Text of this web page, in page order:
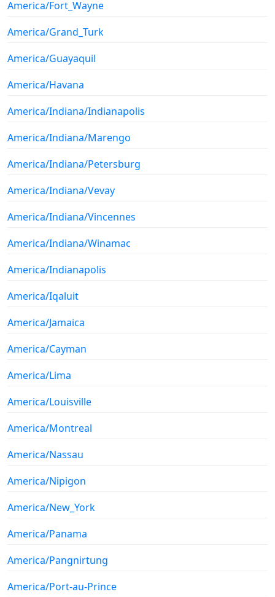
America/Fort_Wayne
America/Grand_Turk
America/Guayaquil
America/Havana
America/Indiana/Indianapolis
America/Indiana/Marengo
America/Indiana/Petersburg
America/Indiana/Vevay
America/Indiana/Vincennes
America/Indiana/Winamac
America/Indianapolis
America/Iqaluit
America/Jamaica
America/Cayman
America/Lima
America/Louisville
America/Montreal
America/Nassau
America/Nipigon
America/New_York
America/Panama
America/Pangnirtung
America/Port-au-Prince